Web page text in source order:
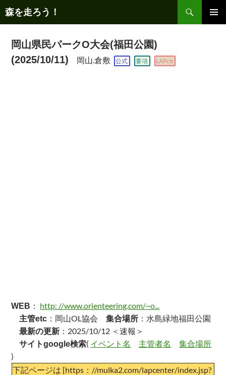
ン
森を走ろう！
検
索
岡山県民パークO大会(福田公園)
(2025/10/11) 岡山.倉敷 公式 要項 LAPctr
WEB ： http: //www.orienteering.com/~o...
主管etc ：岡山OL協会 集合場所 ：水島緑地福田公園
最新の更新 ：2025/10/12 ＜速報＞
サイトgoogle検索( イベント名 主管者名
集合場所
)
下記ページは [https：//mulka2.com/lapcenter/index.jsp?